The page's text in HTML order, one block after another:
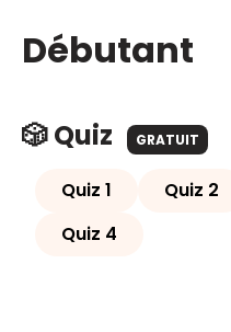
Débutant
🎲 Quiz GRATUIT
Quiz 1 Quiz 2
Quiz 4